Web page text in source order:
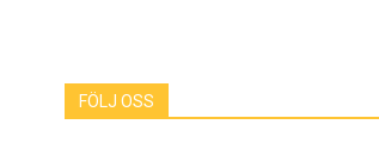
FÖLJ OSS